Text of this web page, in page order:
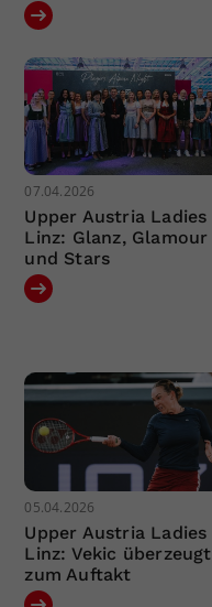
07.04.2026
Upper Austria Ladies
Linz: Glanz, Glamour
und Stars
05.04.2026
Upper Austria Ladies
Linz: Vekic überzeugt
zum Auftakt